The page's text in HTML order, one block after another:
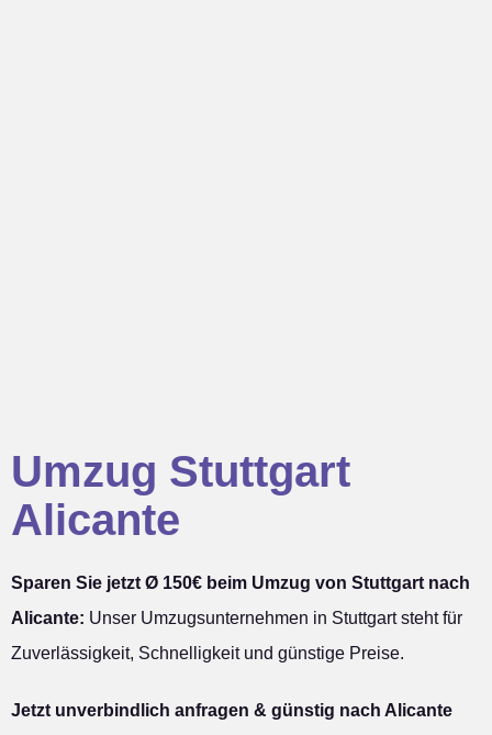
Umzug Stuttgart
Alicante
Sparen Sie jetzt Ø 150€ beim Umzug von Stuttgart nach
Alicante: Unser Umzugsunternehmen in Stuttgart steht für
Zuverlässigkeit, Schnelligkeit und günstige Preise.
Jetzt unverbindlich anfragen & günstig nach Alicante